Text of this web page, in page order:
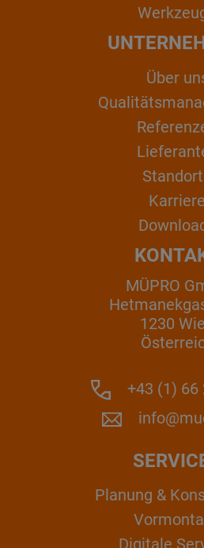
Über
Karriere
MÜPRO
1230
+43 (1) 66
Planung &